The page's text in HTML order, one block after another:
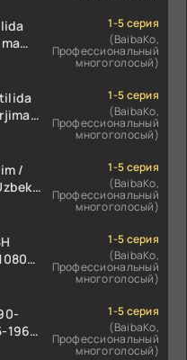
1-5 серия
(BaibaKo,
Профессиональный
многоголосый)
1-5 серия
(BaibaKo,
Профессиональный
многоголосый)
/
1-5 серия
(BaibaKo,
Профессиональный
многоголосый)
1-5 серия
(BaibaKo,
Профессиональный
многоголосый)
196-
1-5 серия
(BaibaKo,
Профессиональный
многоголосый)